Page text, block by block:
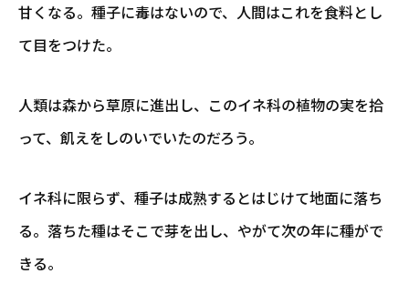
甘くなる。種子に毒はないので、人間はこれを食料とし
て目をつけた。
人類は森から草原に進出し、このイネ科の植物の実を拾
って、飢えをしのいでいたのだろう。
イネ科に限らず、種子は成熟するとはじけて地面に落ち
る。落ちた種はそこで芽を出し、やがて次の年に種がで
きる。